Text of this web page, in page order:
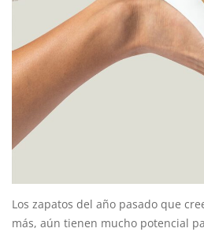
Los zapatos del año pasado que
más, aún tienen mucho potencial